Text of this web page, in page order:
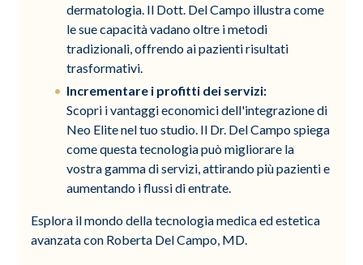
dermatologia. Il Dott. Del Campo illustra come
le sue capacità vadano oltre i metodi
tradizionali, offrendo ai pazienti risultati
trasformativi.
Incrementare i profitti dei servizi:
Scopri i vantaggi economici dell'integrazione di
Neo Elite nel tuo studio. Il Dr. Del Campo spiega
come questa tecnologia può migliorare la
vostra gamma di servizi, attirando più pazienti e
aumentando i flussi di entrate.
Esplora il mondo della tecnologia medica ed estetica
avanzata con Roberta Del Campo, MD.